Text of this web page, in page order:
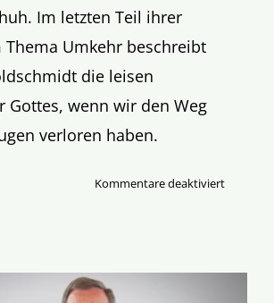
Im letzten Teil ihrer
Thema Umkehr beschreibt
die leisen
Gottes, wenn wir den Weg
verloren haben.
Kommentare deaktiviertfür